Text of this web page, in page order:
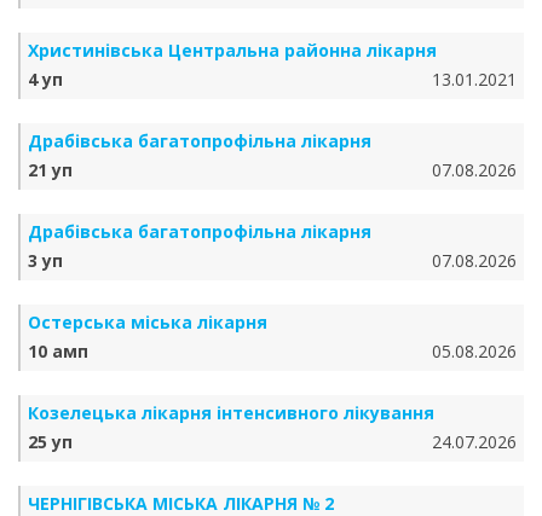
Христинівська Центральна районна лікарня
4 уп
13.01.2021
Драбівська багатопрофільна лікарня
21 уп
07.08.2026
Драбівська багатопрофільна лікарня
3 уп
07.08.2026
Остерська міська лікарня
10 амп
05.08.2026
Козелецька лікарня інтенсивного лікування
25 уп
24.07.2026
ЧЕРНІГІВСЬКА МІСЬКА ЛІКАРНЯ № 2